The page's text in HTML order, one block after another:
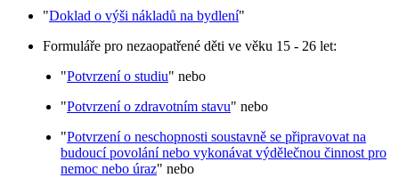
"Doklad o výši nákladů na bydlení"
Formuláře pro nezaopatřené děti ve věku 15 - 26 let:
"Potvrzení o studiu" nebo
"Potvrzení o zdravotním stavu" nebo
"Potvrzení o neschopnosti soustavně se připravovat na
budoucí povolání nebo vykonávat výdělečnou činnost pro
nemoc nebo úraz" nebo